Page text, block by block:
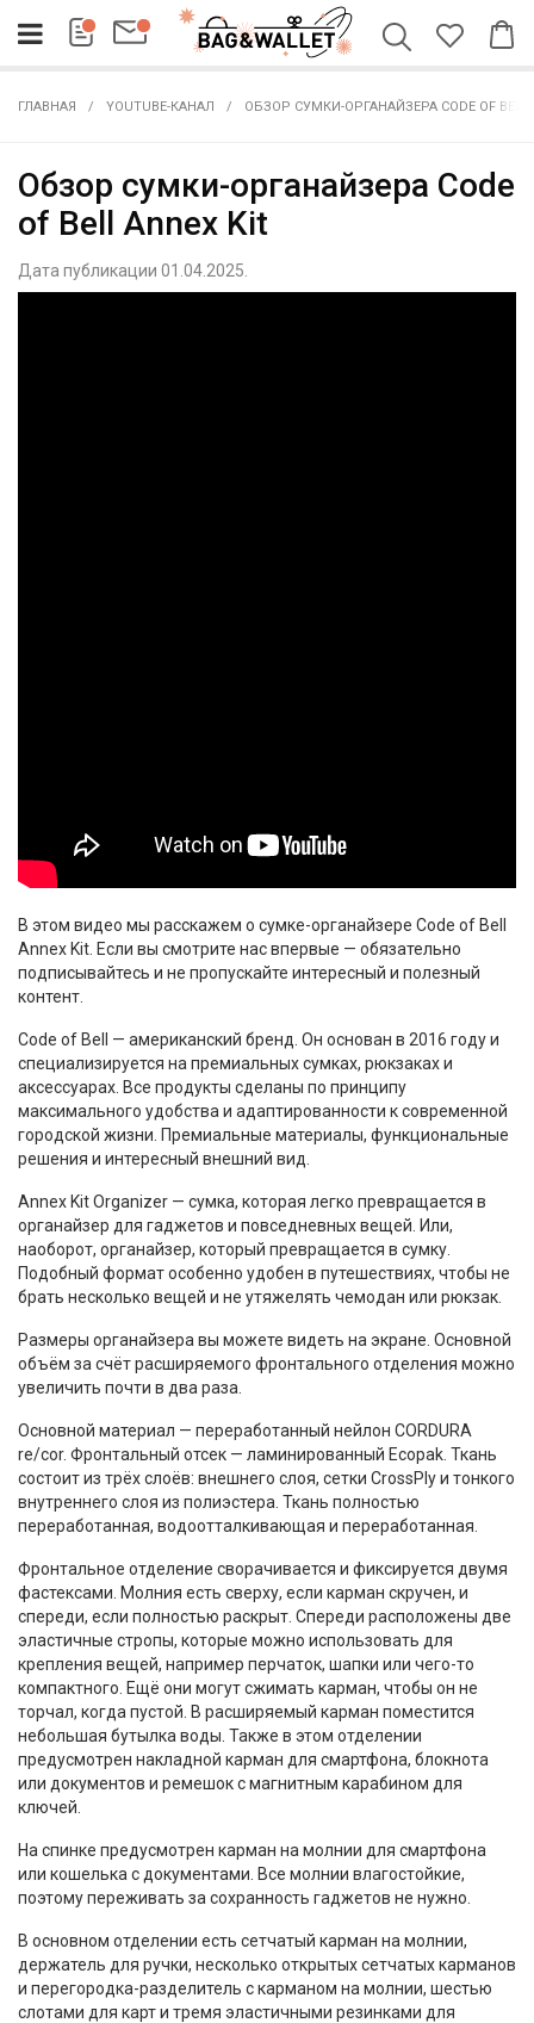
ГЛАВНАЯ YOUTUBE-КАНАЛ ОБЗОР СУМКИ-ОРГАНАЙЗЕРА CODE OF BELL
Обзор сумки-органайзера Code
of Bell Annex Kit
Дата публикации 01.04.2025.
В этом видео мы расскажем о сумке-органайзере Code of Bell
Annex Kit. Если вы смотрите нас впервые — обязательно
подписывайтесь и не пропускайте интересный и полезный
контент.
Code of Bell — американский бренд. Он основан в 2016 году и
специализируется на премиальных сумках, рюкзаках и
аксессуарах. Все продукты сделаны по принципу
максимального удобства и адаптированности к современной
городской жизни. Премиальные материалы, функциональные
решения и интересный внешний вид.
Annex Kit Organizer — сумка, которая легко превращается в
органайзер для гаджетов и повседневных вещей. Или,
наоборот, органайзер, который превращается в сумку.
Подобный формат особенно удобен в путешествиях, чтобы не
брать несколько вещей и не утяжелять чемодан или рюкзак.
Размеры органайзера вы можете видеть на экране. Основной
объём за счёт расширяемого фронтального отделения можно
увеличить почти в два раза.
Основной материал — переработанный нейлон CORDURA
re/cor. Фронтальный отсек — ламинированный Ecopak. Ткань
состоит из трёх слоёв: внешнего слоя, сетки CrossPly и тонкого
внутреннего слоя из полиэстера. Ткань полностью
переработанная, водоотталкивающая и переработанная.
Фронтальное отделение сворачивается и фиксируется двумя
фастексами. Молния есть сверху, если карман скручен, и
спереди, если полностью раскрыт. Спереди расположены две
эластичные стропы, которые можно использовать для
крепления вещей, например перчаток, шапки или чего-то
компактного. Ещё они могут сжимать карман, чтобы он не
торчал, когда пустой. В расширяемый карман поместится
небольшая бутылка воды. Также в этом отделении
предусмотрен накладной карман для смартфона, блокнота
или документов и ремешок с магнитным карабином для
ключей.
На спинке предусмотрен карман на молнии для смартфона
или кошелька с документами. Все молнии влагостойкие,
поэтому переживать за сохранность гаджетов не нужно.
В основном отделении есть сетчатый карман на молнии,
держатель для ручки, несколько открытых сетчатых карманов
и перегородка-разделитель с карманом на молнии, шестью
слотами для карт и тремя эластичными резинками для